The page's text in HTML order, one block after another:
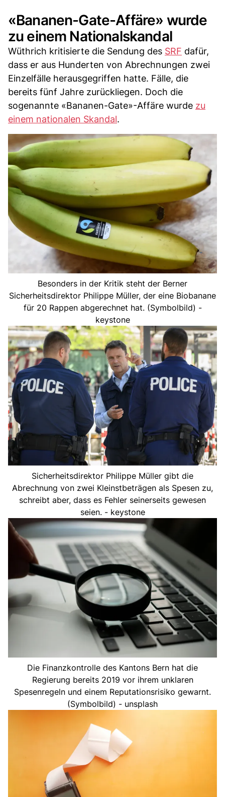
«Bananen-Gate-Affäre» wurde
zu einem Nationalskandal
Wüthrich kritisierte die Sendung des SRF dafür,
dass er aus Hunderten von Abrechnungen zwei
Einzelfälle herausgegriffen hatte. Fälle, die
bereits fünf Jahre zurückliegen. Doch die
sogenannte «Bananen-Gate»-Affäre wurde zu
einem nationalen Skandal.
Besonders in der Kritik steht der Berner
Sicherheitsdirektor Philippe Müller, der eine Biobanane
für 20 Rappen abgerechnet hat. (Symbolbild) -
keystone
Sicherheitsdirektor Philippe Müller gibt die
Abrechnung von zwei Kleinstbeträgen als Spesen zu,
schreibt aber, dass es Fehler seinerseits gewesen
seien. - keystone
Die Finanzkontrolle des Kantons Bern hat die
Regierung bereits 2019 vor ihrem unklaren
Spesenregeln und einem Reputationsrisiko gewarnt.
(Symbolbild) - unsplash